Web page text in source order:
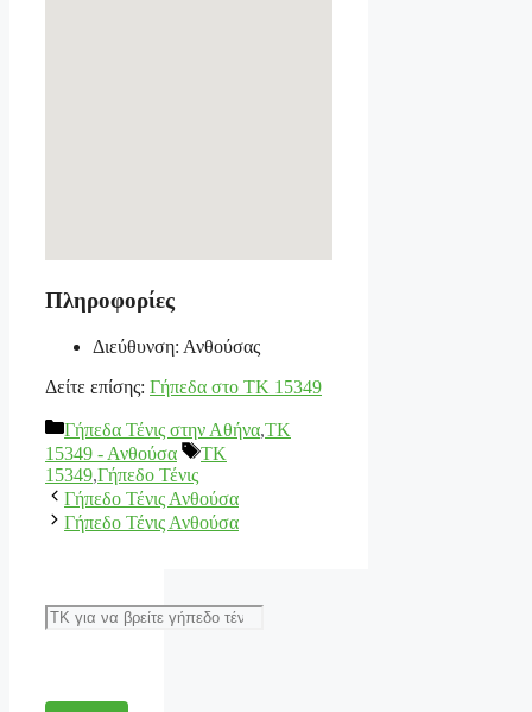
Πληροφορίες
Διεύθυνση: Ανθούσας
Δείτε επίσης: Γήπεδα στο ΤΚ 15349
Κατηγορίες
Γήπεδα Τένις στην Αθήνα,ΤΚ
15349 - Ανθούσα
Ετικέτες
TK
15349,Γήπεδο Τένις
Γήπεδο Τένις Ανθούσα
Γήπεδο Τένις Ανθούσα
Αναζήτηση